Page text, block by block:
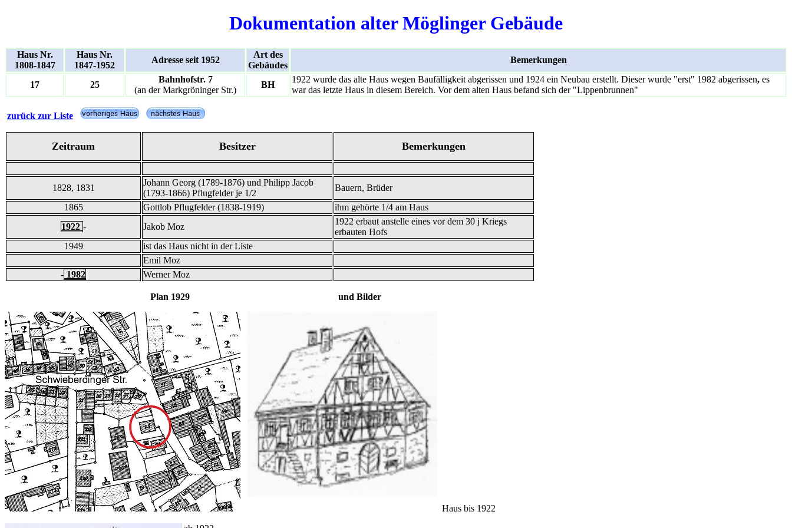
Dokumentation alter Möglinger Gebäude
Haus Nr.
1808-1847
Haus Nr.
1847-1952
Adresse seit 1952
Art des
Gebäudes
Bemerkungen
17 25
Bahnhofstr. 7
(an der Markgröninger Str.)
BH
1922 wurde das alte Haus wegen Baufälligkeit abgerissen und 1924 ein Neubau erstellt. Dieser wurde "erst" 1982 abgerissen, es
war das letzte Haus in diesem Bereich. Vor dem alten Haus befand sich der "Lippenbrunnen"
zurück zur Liste
Zeitraum Besitzer Bemerkungen
1828, 1831
Johann Georg (1789-1876) und Philipp Jacob
(1793-1866) Pflugfelder je 1/2
Bauern, Brüder
1865
Gottlob Pflugfelder (1838-1919)
ihm gehörte 1/4 am Haus
1922 - Jakob Moz
1922 erbaut anstelle eines vor dem 30 j Kriegs
erbauten Hofs
1949
ist das Haus nicht in der Liste
Emil Moz
- 1982 Werner Moz
Plan 1929 und Bilder
Haus bis 1922